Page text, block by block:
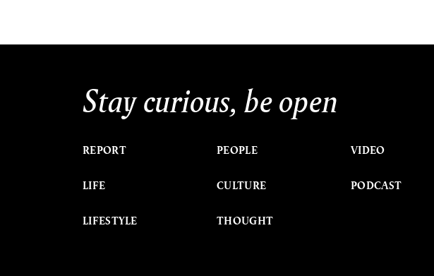
Stay curious, be open
REPORT
LIFE
LIFESTYLE
PEOPLE
CULTURE
THOUGHT
VIDEO
PODCAST